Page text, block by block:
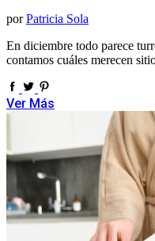
por Patricia Sola
En diciembre todo parece
contamos cuáles merecen
Ver Más